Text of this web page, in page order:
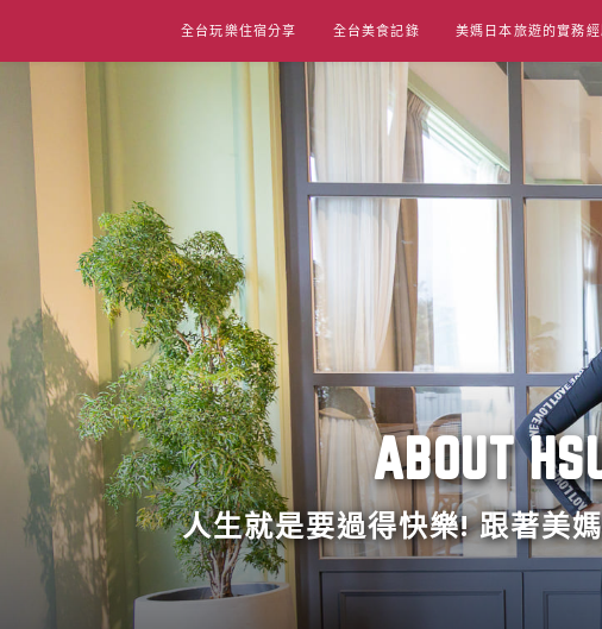
content
全台玩樂住宿分享 全台美食記錄 美媽日本旅遊的實務
ABOUT
人生就是要過得快樂! 跟著美